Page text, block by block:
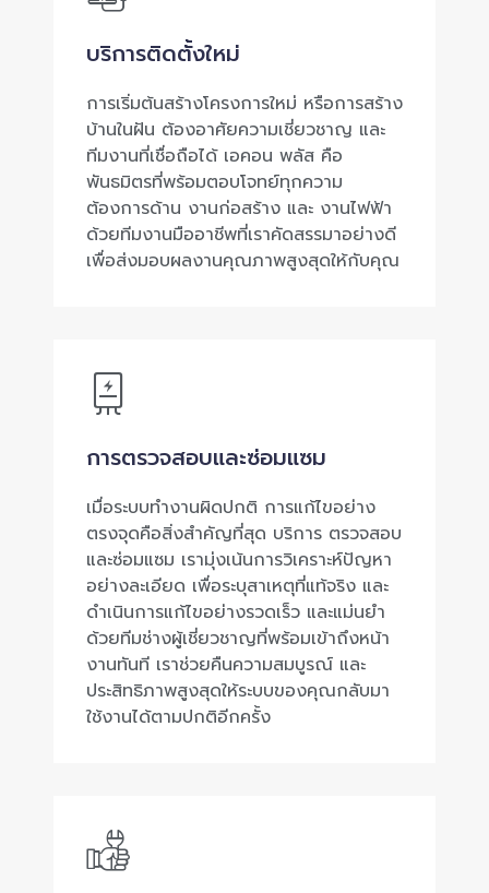
บริการติดตั้งใหม่
การเริ่มต้นสร้างโครงการใหม่ หรือการสร้าง
บ้านในฝัน ต้องอาศัยความเชี่ยวชาญ และ
ทีมงานที่เชื่อถือได้ เอคอน พลัส คือ
พันธมิตรที่พร้อมตอบโจทย์ทุกความ
ต้องการด้าน งานก่อสร้าง และ งานไฟฟ้า
ด้วยทีมงานมืออาชีพที่เราคัดสรรมาอย่างดี
เพื่อส่งมอบผลงานคุณภาพสูงสุดให้กับคุณ
การตรวจสอบและซ่อมแซม
เมื่อระบบทำงานผิดปกติ การแก้ไขอย่าง
ตรงจุดคือสิ่งสำคัญที่สุด บริการ ตรวจสอบ
และซ่อมแซม เรามุ่งเน้นการวิเคราะห์ปัญหา
อย่างละเอียด เพื่อระบุสาเหตุที่แท้จริง และ
ดำเนินการแก้ไขอย่างรวดเร็ว และแม่นยำ
ด้วยทีมช่างผู้เชี่ยวชาญที่พร้อมเข้าถึงหน้า
งานทันที เราช่วยคืนความสมบูรณ์ และ
ประสิทธิภาพสูงสุดให้ระบบของคุณกลับมา
ใช้งานได้ตามปกติอีกครั้ง